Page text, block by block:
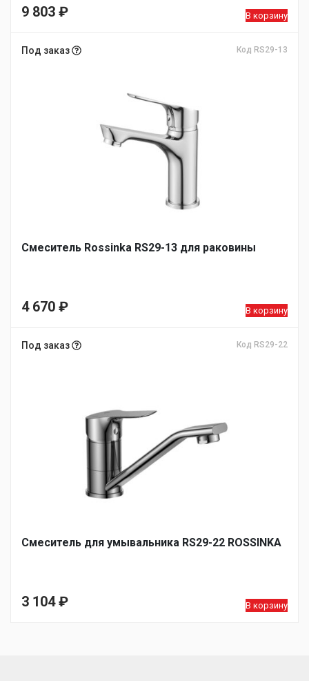
9 803 ₽ В корзину
Под заказ Код RS29-13
Смеситель Rossinka RS29-13 для раковины
4 670 ₽ В корзину
Под заказ Код RS29-22
Смеситель для умывальника RS29-22 ROSSINKA
3 104₽ В корзину